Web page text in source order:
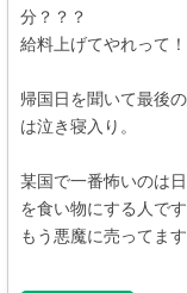
分？？？
給料上げてやれって！
帰国日を聞いて最後
は泣き寝入り。
某国で一番怖いのは
を食い物にする人で
もう悪魔に売ってます